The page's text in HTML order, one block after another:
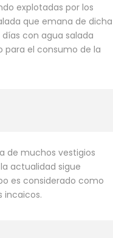
explotadas por los
que emana de dicha
con agua salada
para el consumo de la
de muchos vestigios
actualidad sigue
es considerado como
incaicos.